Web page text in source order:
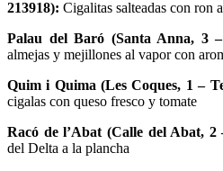
213918): Cigalitas salteadas con ron
Palau del Baró (Santa Anna, 3
almejas y mejillones al vapor con
Quim i Quima (Les Coques, 1 –
cigalas con queso fresco y tomate
Racó de l’Abat (Calle del Abat, 2
del Delta a la plancha